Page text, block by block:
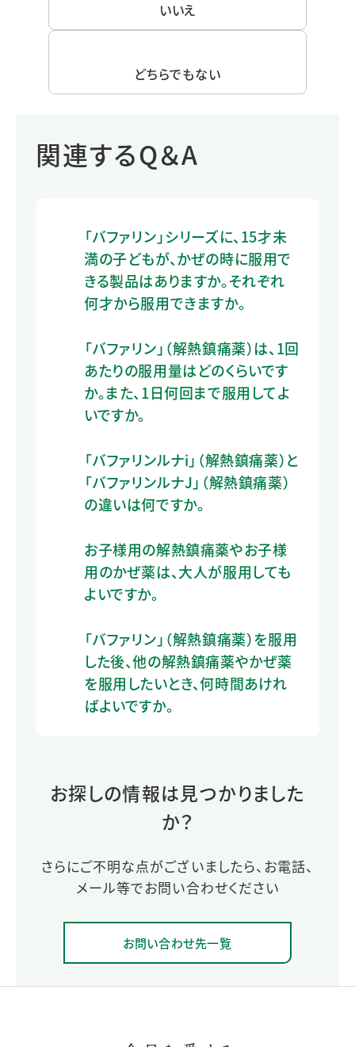
いいえ
どちらでもない
関連するQ＆A
「バファリン」シリーズに、15才未
満の子どもが、かぜの時に服用で
きる製品はありますか。それぞれ
何才から服用できますか。
「バファリン」（解熱鎮痛薬）は、1回
あたりの服用量はどのくらいです
か。また、1日何回まで服用してよ
いですか。
「バファリンルナi」（解熱鎮痛薬）と
「バファリンルナJ」（解熱鎮痛薬）
の違いは何ですか。
お子様用の解熱鎮痛薬やお子様
用のかぜ薬は、大人が服用しても
よいですか。
「バファリン」（解熱鎮痛薬）を服用
した後、他の解熱鎮痛薬やかぜ薬
を服用したいとき、何時間あけれ
ばよいですか。
お探しの情報は見つかりました
か？
さらにご不明な点がございましたら、お電話、
メール等でお問い合わせください
お問い合わせ先一覧